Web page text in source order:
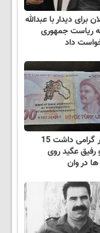
برای دیدار با عبدالله
ریاست جمهوری
داد
ضرب مهر گرامی داشت 15
عگید روی
در وان